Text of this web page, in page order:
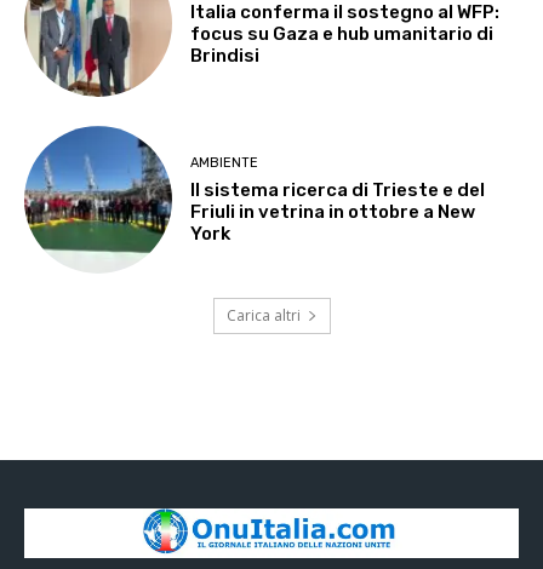
Italia conferma il sostegno al WFP:
focus su Gaza e hub umanitario di
Brindisi
AMBIENTE
Il sistema ricerca di Trieste e del
Friuli in vetrina in ottobre a New
York
Carica altri